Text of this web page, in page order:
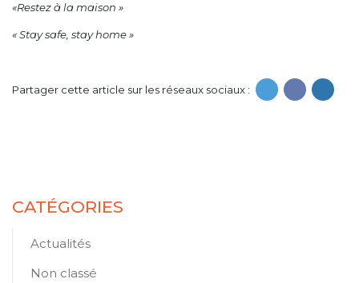
«Restez à la maison »
« Stay safe, stay home »
Partager cette article sur les réseaux sociaux :
CATÉGORIES
Actualités
Non classé